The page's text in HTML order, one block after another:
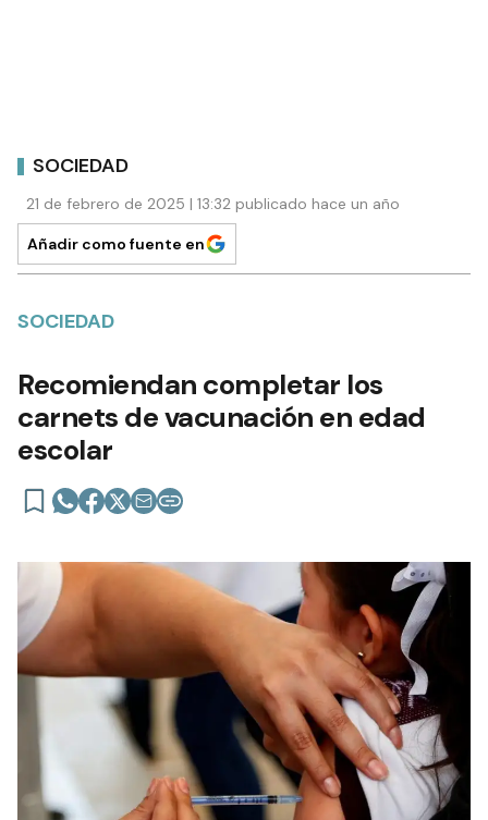
SOCIEDAD
21 de febrero de 2025 | 13:32 publicado hace un año
Añadir como fuente en
SOCIEDAD
Recomiendan completar los
carnets de vacunación en edad
escolar